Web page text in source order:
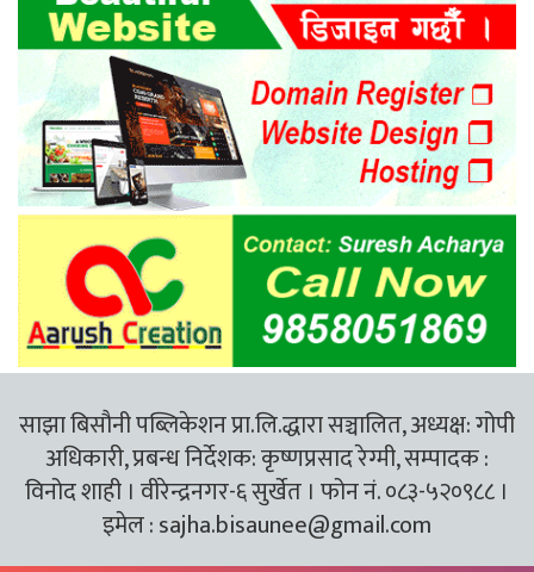
साझा बिसौनी पब्लिकेशन प्रा.लि.द्धारा सञ्चालित, अध्यक्ष: गोपी
अधिकारी, प्रबन्ध निर्देशक: कृष्णप्रसाद रेग्मी, सम्पादक :
विनोद शाही । वीरेन्द्रनगर-६ सुर्खेत । फोन नं. ०८३-५२०९८८ ।
इमेल :sajha.bisaunee@gmail.com